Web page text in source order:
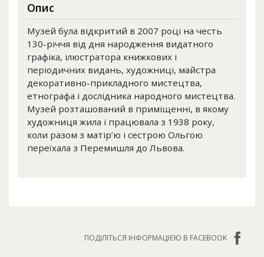
Опис
Музей була відкритий в 2007 році на честь
130-річчя від дня народження видатного
графіка, ілюстратора книжкових і
періодичних видань, художниці, майстра
декоративно-прикладного мистецтва,
етнографа і дослідника народного мистецтва.
Музей розташований в приміщенні, в якому
художниця жила і працювала з 1938 року,
коли разом з матір’ю і сестрою Ольгою
переїхала з Перемишля до Львова.
ПОДІЛІТЬСЯ ІНФОРМАЦІЄЮ В FACEBOOK